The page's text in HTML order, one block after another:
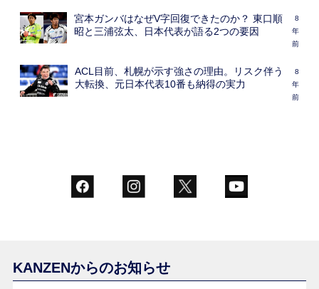
宮本ガンバはなぜV字回復できたのか？ 東口順
昭と三浦弦太、日本代表が語る2つの要因
8
年
前
ACL目前、札幌が示す強さの理由。リスク伴う
大転換、元日本代表10番も納得の実力
8
年
前
KANZENからのお知らせ